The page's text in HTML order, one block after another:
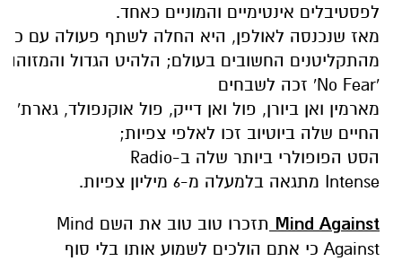
לפסטיבלים אינטימיים והמוניים כאחד.
מאז שנכנסה לאולפן, היא החלה לשתף פעולה עם
מהתקליטנים החשובים בעולם; הלהיט הגדול והמזוהה
'
No Fear
' זכה לשבחים
מארמין ואן ביורן, פול ואן דייק, פול אוקנפולד, גארת'
החיים שלה ביוטיוב זכו לאלפי צפיות;
הסט הפופולרי ביותר שלה ב-
Radio
Intense מתגאה בלמעלה מ-6 מיליון צפיות.
Mind Against
תזכרו טוב טוב את השם Mind
Against כי אתם הולכים לשמוע אותו בלי סוף